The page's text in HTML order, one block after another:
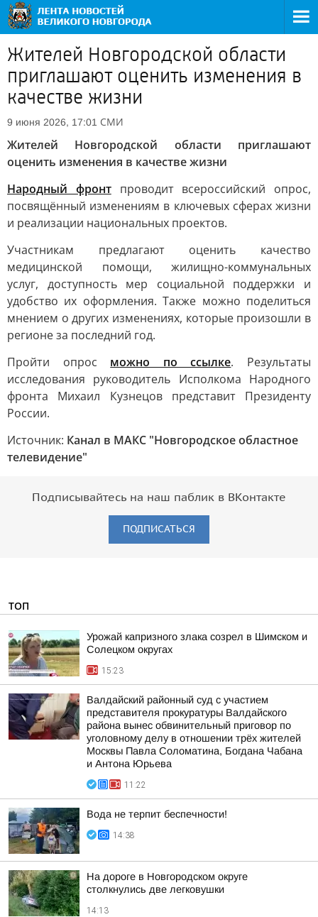
Жителей Новгородской области
приглашают оценить изменения в
качестве жизни
9 июня 2026, 17:01 СМИ
Жителей Новгородской области приглашают
оценить изменения в качестве жизни
Народный фронтпроводит всероссийский опрос,
посвящённый изменениям в ключевых сферах жизни
и реализации национальных проектов.
Участникам предлагают оценить качество
медицинской помощи, жилищно-коммунальных
услуг, доступность мер социальной поддержки и
удобство их оформления. Также можно поделиться
мнением о других изменениях, которые произошли в
регионе за последний год.
Пройти опрос можно по ссылке. Результаты
исследования руководитель Исполкома Народного
фронта Михаил Кузнецов представит Президенту
России.
Источник: Канал в МАКС "Новгородское областное
телевидение"
Подписывайтесь на наш паблик в ВКонтакте
ПОДПИСАТЬСЯ
ТОП
Урожай капризного злака созрел в Шимском и
Солецком округах
15:23
Валдайский районный суд с участием
представителя прокуратуры Валдайского
района вынес обвинительный приговор по
уголовному делу в отношении трёх жителей
Москвы Павла Соломатина, Богдана Чабана
и Антона Юрьева
11:22
Вода не терпит беспечности!
14:38
На дороге в Новгородском округе
столкнулись две легковушки
14:13